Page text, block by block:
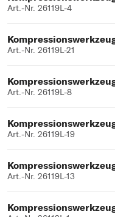
Art.-Nr. 26119L-4
Art.-Nr. 26119L-21
Art.-Nr. 26119L-8
Art.-Nr. 26119L-19
Art.-Nr. 26119L-13